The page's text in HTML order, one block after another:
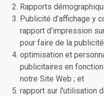
Rapports
Publicité d’affichage y
rapport d'impression
pour faire de la
optimisation et
publicitaires en
notre Site Web ; et
rapport sur l'utilisation